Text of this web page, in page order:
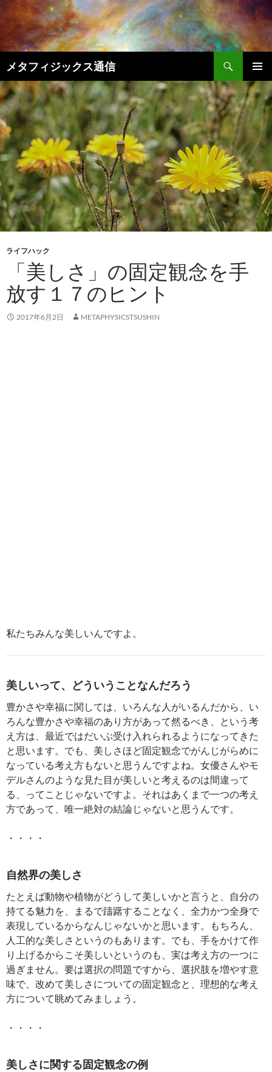
テ
ン
へ
ス
キ
ッ
プ
メタフィジックス通信
索
メインメ
ニュー
ライフハック
「美しさ」の固定観念を手
放す１７のヒント
2017年6月2日 METAPHYSICSTSUSHIN
私たちみんな美しいんですよ。
美しいって、どういうことなんだろう
豊かさや幸福に関しては、いろんな人がいるんだから、い
ろんな豊かさや幸福のあり方があって然るべき、という考
え方は、最近ではだいぶ受け入れられるようになってきた
と思います。でも、美しさほど固定観念でがんじがらめに
なっている考え方もないと思うんですよね。女優さんやモ
デルさんのような見た目が美しいと考えるのは間違って
る、ってことじゃないですよ。それはあくまで一つの考え
方であって、唯一絶対の結論じゃないと思うんです。
・・・・
自然界の美しさ
たとえば動物や植物がどうして美しいかと言うと、自分の
持てる魅力を、まるで躊躇することなく、全力かつ全身で
表現しているからなんじゃないかと思います。もちろん、
人工的な美しさというのもあります。でも、手をかけて作
り上げるからこそ美しいというのも、実は考え方の一つに
過ぎません。要は選択の問題ですから、選択肢を増やす意
味で、改めて美しさについての固定観念と、理想的な考え
方について眺めてみましょう。
・・・・
美しさに関する固定観念の例